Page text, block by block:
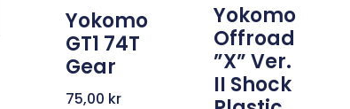
Yokomo
GT1 74T
Gear
75,00 kr
Yokomo
Offroad
”X” Ver.
II Shock